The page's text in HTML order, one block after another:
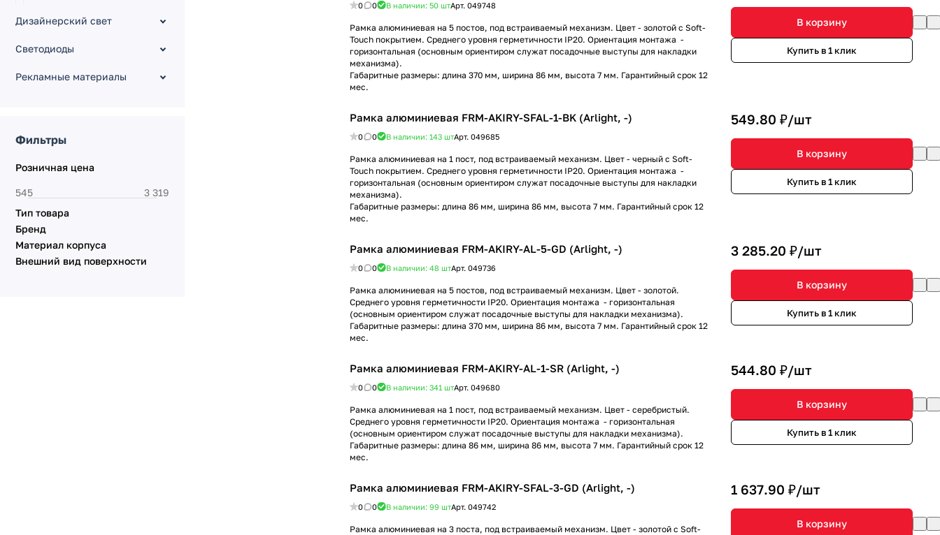
0 0 В наличии: 50 штАрт. 049748
Рамка алюминиевая на 5 постов, под встраиваемый механизм. Цвет - золотой с Soft-
Touch покрытием. Среднего уровня герметичности IP20. Ориентация монтажа -
горизонтальная (основным ориентиром служат посадочные выступы для накладки
механизма).
Габаритные размеры: длина 370 мм, ширина 86 мм, высота 7 мм. Гарантийный срок 12
мес.
В корзину
Купить в 1 клик
Рамка алюминиевая FRM-AKIRY-SFAL-1-BK (Arlight, -)
0 0 В наличии: 143 штАрт. 049685
Рамка алюминиевая на 1 пост, под встраиваемый механизм. Цвет - черный с Soft-
Touch покрытием. Среднего уровня герметичности IP20. Ориентация монтажа -
горизонтальная (основным ориентиром служат посадочные выступы для накладки
механизма).
Габаритные размеры: длина 86 мм, ширина 86 мм, высота 7 мм. Гарантийный срок 12
мес.
549.80 ₽/шт
В корзину
Купить в 1 клик
Рамка алюминиевая FRM-AKIRY-AL-5-GD (Arlight, -)
0 0 В наличии: 48 штАрт. 049736
Рамка алюминиевая на 5 постов, под встраиваемый механизм. Цвет - золотой.
Среднего уровня герметичности IP20. Ориентация монтажа - горизонтальная
(основным ориентиром служат посадочные выступы для накладки механизма).
Габаритные размеры: длина 370 мм, ширина 86 мм, высота 7 мм. Гарантийный срок 12
мес.
3 285.20 ₽/шт
В корзину
Купить в 1 клик
Рамка алюминиевая FRM-AKIRY-AL-1-SR (Arlight, -)
0 0 В наличии: 341 штАрт. 049680
Рамка алюминиевая на 1 пост, под встраиваемый механизм. Цвет - серебристый.
Среднего уровня герметичности IP20. Ориентация монтажа - горизонтальная
(основным ориентиром служат посадочные выступы для накладки механизма).
Габаритные размеры: длина 86 мм, ширина 86 мм, высота 7 мм. Гарантийный срок 12
мес.
544.80 ₽/шт
В корзину
Купить в 1 клик
Рамка алюминиевая FRM-AKIRY-SFAL-3-GD (Arlight, -)
0 0 В наличии: 99 штАрт. 049742
Рамка алюминиевая на 3 поста, под встраиваемый механизм. Цвет - золотой с Soft-
1 637.90 ₽/шт
В корзину
AKIRY Регуляторы
Серия GLARE
Серия NOBE
Серия PERIO
Серия TENDO
Серия VERSA
Серия XSILO
Дизайнерский свет
Светодиоды
Рекламные материалы
Фильтры
Розничная цена
Тип товара
Бренд
Материал корпуса
Внешний вид поверхности